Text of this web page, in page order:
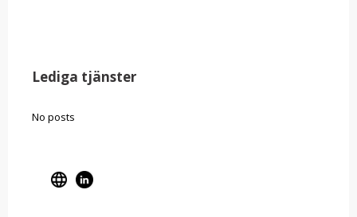
Lediga tjänster
No posts